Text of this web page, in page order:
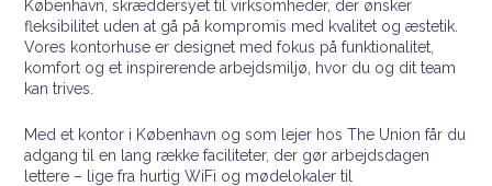
København, skræddersyet til virksomheder, der ønsker
fleksibilitet uden at gå på kompromis med kvalitet og æstetik.
Vores kontorhuse er designet med fokus på funktionalitet,
komfort og et inspirerende arbejdsmiljø, hvor du og dit team
kan trives.
Med et kontor i København og som lejer hos The Union får du
adgang til en lang række faciliteter, der gør arbejdsdagen
lettere – lige fra hurtig WiFi og mødelokaler til